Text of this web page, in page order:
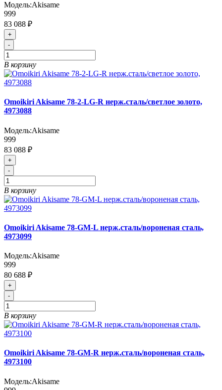
Модель:Akisame
999
83 088 ₽
+
-
В корзину
Omoikiri Akisame 78-2-LG-R нерж.сталь/светлое золото,
4973088
Модель:Akisame
999
83 088 ₽
+
-
В корзину
Omoikiri Akisame 78-GM-L нерж.сталь/вороненая сталь,
4973099
Модель:Akisame
999
80 688 ₽
+
-
В корзину
Omoikiri Akisame 78-GM-R нерж.сталь/вороненая сталь,
4973100
Модель:Akisame